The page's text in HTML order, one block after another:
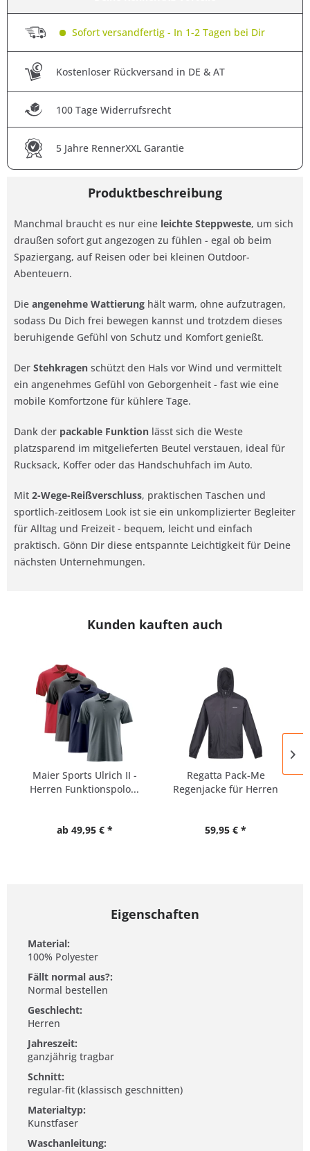
Sofort versandfertig - In 1-2 Tagen bei Dir
Kostenloser Rückversand in DE & AT
100 Tage Widerrufsrecht
5 Jahre RennerXXL Garantie
Produktbeschreibung
Manchmal braucht es nur eine leichte Steppweste, um sich
draußen sofort gut angezogen zu fühlen - egal ob beim
Spaziergang, auf Reisen oder bei kleinen Outdoor-
Abenteuern.
Die angenehme Wattierung hält warm, ohne aufzutragen,
sodass Du Dich frei bewegen kannst und trotzdem dieses
beruhigende Gefühl von Schutz und Komfort genießt.
Der Stehkragen schützt den Hals vor Wind und vermittelt
ein angenehmes Gefühl von Geborgenheit - fast wie eine
mobile Komfortzone für kühlere Tage.
Dank der packable Funktion lässt sich die Weste
platzsparend im mitgelieferten Beutel verstauen, ideal für
Rucksack, Koffer oder das Handschuhfach im Auto.
Mit 2-Wege-Reißverschluss, praktischen Taschen und
sportlich-zeitlosem Look ist sie ein unkomplizierter Begleiter
für Alltag und Freizeit - bequem, leicht und einfach
praktisch. Gönn Dir diese entspannte Leichtigkeit für Deine
nächsten Unternehmungen.
Kunden kauften auch
Maier Sports Ulrich II -
Herren Funktionspolo...
ab 49,95 € *
Regatta Pack-Me
Regenjacke für Herren
59,95 € *
Eigenschaften
Material:
100% Polyester
Fällt normal aus?:
Normal bestellen
Geschlecht:
Herren
Jahreszeit:
ganzjährig tragbar
Schnitt:
regular-fit (klassisch geschnitten)
Materialtyp:
Kunstfaser
Waschanleitung: